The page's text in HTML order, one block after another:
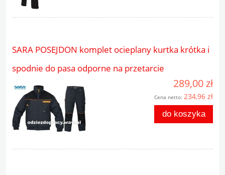
SARA POSEJDON komplet ocieplany kurtka krótka i
spodnie do pasa odporne na przetarcie
289,00 zł
Cena netto: 234,96 zł
do koszyka